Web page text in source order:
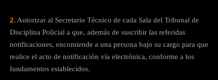
2. Autorizar al Secretario Técnico de cada Sala del Tribunal de
Disciplina Policial a que, además de suscribir las referidas
notificaciones, encomiende a una persona bajo su cargo para que
realice el acto de notificación vía electrónica, conforme a los
fundamentos establecidos.